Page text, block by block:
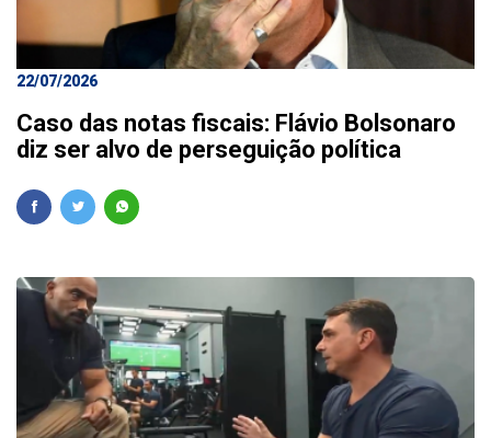
22/07/2026
Caso das notas fiscais: Flávio Bolsonaro
diz ser alvo de perseguição política